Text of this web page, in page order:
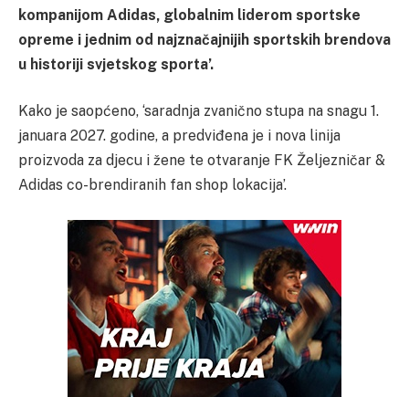
kompanijom Adidas, globalnim liderom sportske
opreme i jednim od najznačajnijih sportskih brendova
u historiji svjetskog sporta’.
Kako je saopćeno, ‘saradnja zvanično stupa na snagu 1.
januara 2027. godine, a predviđena je i nova linija
proizvoda za djecu i žene te otvaranje FK Željezničar &
Adidas co-brendiranih fan shop lokacija’.